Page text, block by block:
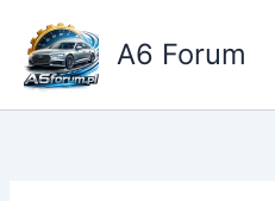
treści
A6 Forum